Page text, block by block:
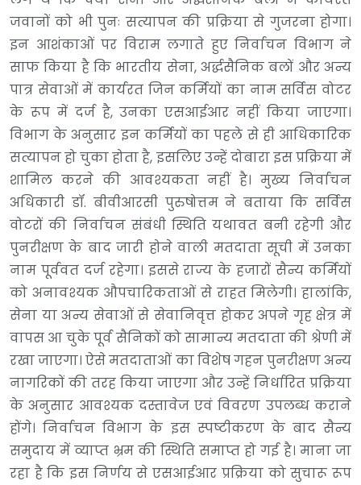
जवानों को भी पुनः सत्यापन की प्रक्रिया से गुजरना होगा।
इन आशंकाओं पर विराम लगाते हुए निर्वाचन विभाग ने
साफ किया है कि भारतीय सेना, अर्द्धसैनिक बलों और अन्य
पात्र सेवाओं में कार्यरत जिन कर्मियों का नाम सर्विस वोटर
के रूप में दर्ज है, उनका एसआईआर नहीं किया जाएगा।
विभाग के अनुसार इन कर्मियों का पहले से ही आधिकारिक
सत्यापन हो चुका होता है, इसलिए उन्हें दोबारा इस प्रक्रिया में
शामिल करने की आवश्यकता नहीं है। मुख्य निर्वाचन
अधिकारी डॉ. बीवीआरसी पुरुषोत्तम ने बताया कि सर्विस
वोटरों की निर्वाचन संबंधी स्थिति यथावत बनी रहेगी और
पुनरीक्षण के बाद जारी होने वाली मतदाता सूची में उनका
नाम पूर्ववत दर्ज रहेगा। इससे राज्य के हजारों सैन्य कर्मियों
को अनावश्यक औपचारिकताओं से राहत मिलेगी। हालांकि,
सेना या अन्य सेवाओं से सेवानिवृत्त होकर अपने गृह क्षेत्र में
वापस आ चुके पूर्व सैनिकों को सामान्य मतदाता की श्रेणी में
रखा जाएगा। ऐसे मतदाताओं का विशेष गहन पुनरीक्षण अन्य
नागरिकों की तरह किया जाएगा और उन्हें निर्धारित प्रक्रिया
के अनुसार आवश्यक दस्तावेज एवं विवरण उपलब्ध कराने
होंगे। निर्वाचन विभाग के इस स्पष्टीकरण के बाद सैन्य
समुदाय में व्याप्त भ्रम की स्थिति समाप्त हो गई है। माना जा
रहा है कि इस निर्णय से एसआईआर प्रक्रिया को सुचारू रूप